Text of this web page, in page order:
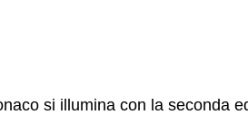
si illumina con la seconda